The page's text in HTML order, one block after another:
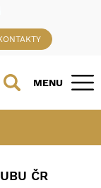
MENU
ČR